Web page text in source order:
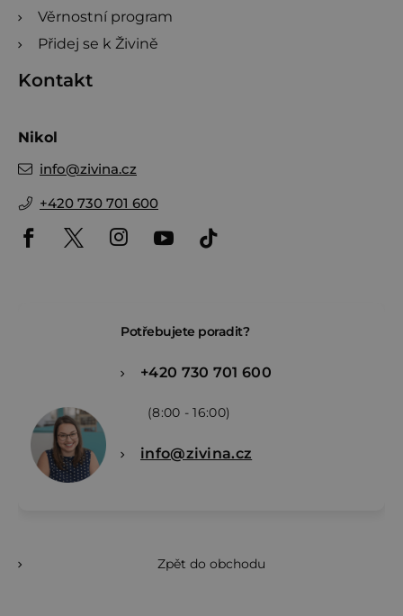
Věrnostní program
Přidej se k Živině
Kontakt
Nikol
info@zivina.cz
+420 730 701 600
Potřebujete poradit?
+420 730 701 600
(8:00 - 16:00)
info@zivina.cz
Zpět do obchodu